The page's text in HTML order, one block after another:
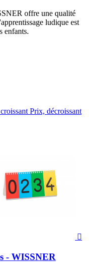
offre une qualité
ludique est
enfants.
Prix, décroissant

- WISSNER